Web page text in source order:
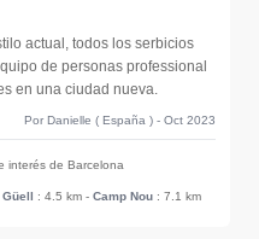
actual, todos los serbicios
de personas professional
en una ciudad nueva.
Por Danielle ( España ) - Oct 2023
interés de Barcelona
: 4.5 km - Camp Nou : 7.1 km